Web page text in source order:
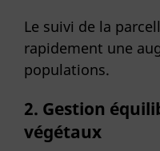
Le suivi de la
rapidement une
populations.
2. Gestion
végétaux